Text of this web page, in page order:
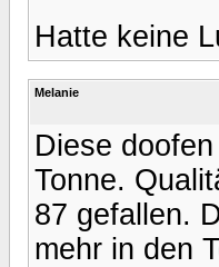
Hatte keine
Melanie
Diese
Tonne.
87 gefallen.
mehr in den